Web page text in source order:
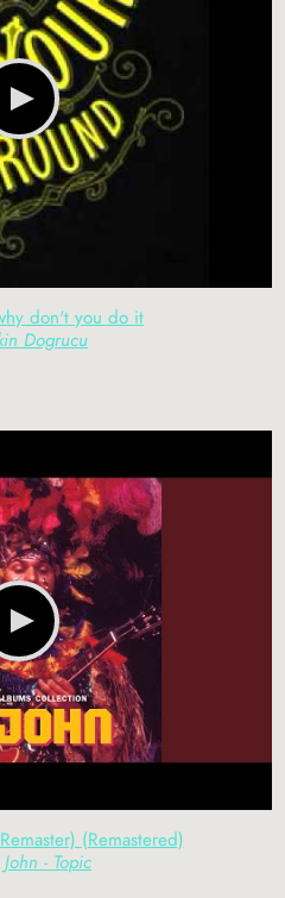
don't you do it
Dogrucu
(Remastered)
- Topic